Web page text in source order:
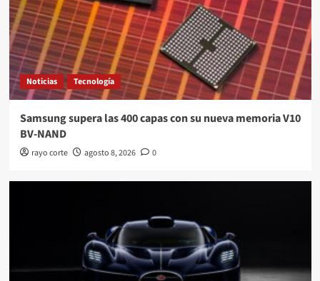
Noticias Tecnología
Samsung supera las 400 capas con su nueva memoria V10
BV-NAND
rayo corte agosto 8, 2026 0